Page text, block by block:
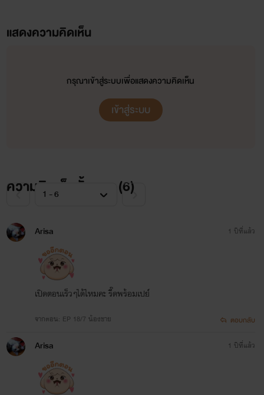
แสดงความคิดเห็น
กรุณาเข้าสู่ระบบเพื่อแสดงความคิดเห็น
เข้าสู่ระบบ
ความคิดเห็นทั้งหมด (6)
Arisa
เปิดตอนเร็วๆได้ไหมคะ รี๊ดพร้อมเปย์
จากตอน: EP 18/7 น้องชาย
1 ปีที่แล้ว
ตอบกลับ
Arisa 1 ปีที่แล้ว